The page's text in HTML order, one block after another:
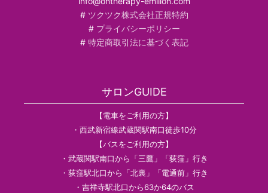
# ツクツク株式会社正規特約
# プライバシーポリシー
# 特定商取引法に基づく表記
サロンGUIDE
【電車をご利用の方】
・西武新宿線武蔵関駅南口徒歩10分
【バスをご利用の方】
・武蔵関駅南口から「三鷹」「荻窪」行き
・荻窪駅北口から「北裏」「電通前」行き
・吉祥寺駅北口から63か64のバス